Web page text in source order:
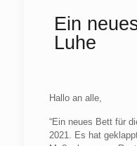
Ein
Luhe
Hallo an alle,
“Ein neues Bett für
2021. Es hat